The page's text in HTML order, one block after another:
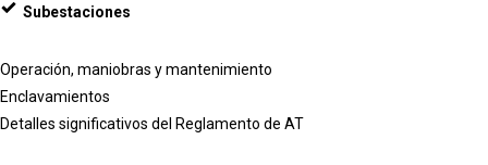
Subestaciones
Operación, maniobras y mantenimiento
Enclavamientos
Detalles significativos del Reglamento de AT